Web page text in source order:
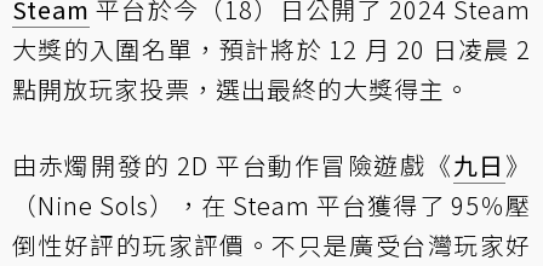
Steam 平台於今（18）日公開了 2024 Steam
大獎的入圍名單，預計將於 12 月 20 日凌晨 2
點開放玩家投票，選出最終的大獎得主。
由赤燭開發的 2D 平台動作冒險遊戲《九日 》
（Nine Sols），在 Steam 平台獲得了 95％壓
倒性好評的玩家評價。不只是廣受台灣玩家好